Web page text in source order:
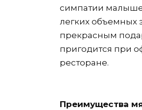
симпатии
легких объемных
прекрасным
пригодится при
ресторане.
Преимущества